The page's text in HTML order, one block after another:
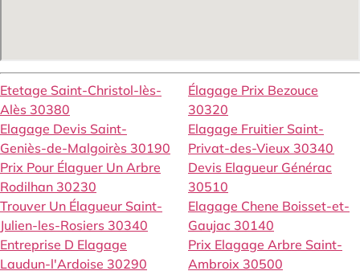
Etetage Saint-Christol-lès-
Alès 30380
Elagage Devis Saint-
Geniès-de-Malgoirès 30190
Prix Pour Élaguer Un Arbre
Rodilhan 30230
Trouver Un Élagueur Saint-
Julien-les-Rosiers 30340
Entreprise D Elagage
Laudun-l'Ardoise 30290
Élagage Prix Bezouce
30320
Elagage Fruitier Saint-
Privat-des-Vieux 30340
Devis Elagueur Générac
30510
Elagage Chene Boisset-et-
Gaujac 30140
Prix Elagage Arbre Saint-
Ambroix 30500